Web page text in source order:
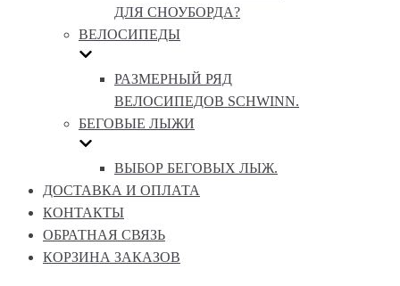
ДЛЯ СНОУБОРДА?
ВЕЛОСИПЕДЫ
РАЗМЕРНЫЙ РЯД
ВЕЛОСИПЕДОВ SCHWINN.
БЕГОВЫЕ ЛЫЖИ
ВЫБОР БЕГОВЫХ ЛЫЖ.
ДОСТАВКА И ОПЛАТА
КОНТАКТЫ
ОБРАТНАЯ СВЯЗЬ
КОРЗИНА ЗАКАЗОВ